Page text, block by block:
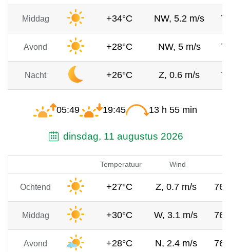
Middag +34°C NW, 5.2 m/s
Avond +28°C NW, 5 m/s
Nacht +26°C Z, 0.6 m/s
05:49 19:45 13 h 55 min
dinsdag, 11 augustus 2026
Temperatuur Wind
Ochtend +27°C Z, 0.7 m/s
Middag +30°C W, 3.1 m/s
Avond +28°C N, 2.4 m/s